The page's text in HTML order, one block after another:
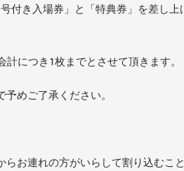
付き入場券」と「特典券」を差し上
につき1枚までとさせて頂きます。
めご了承ください。
お連れの方がいらして割り込むこ